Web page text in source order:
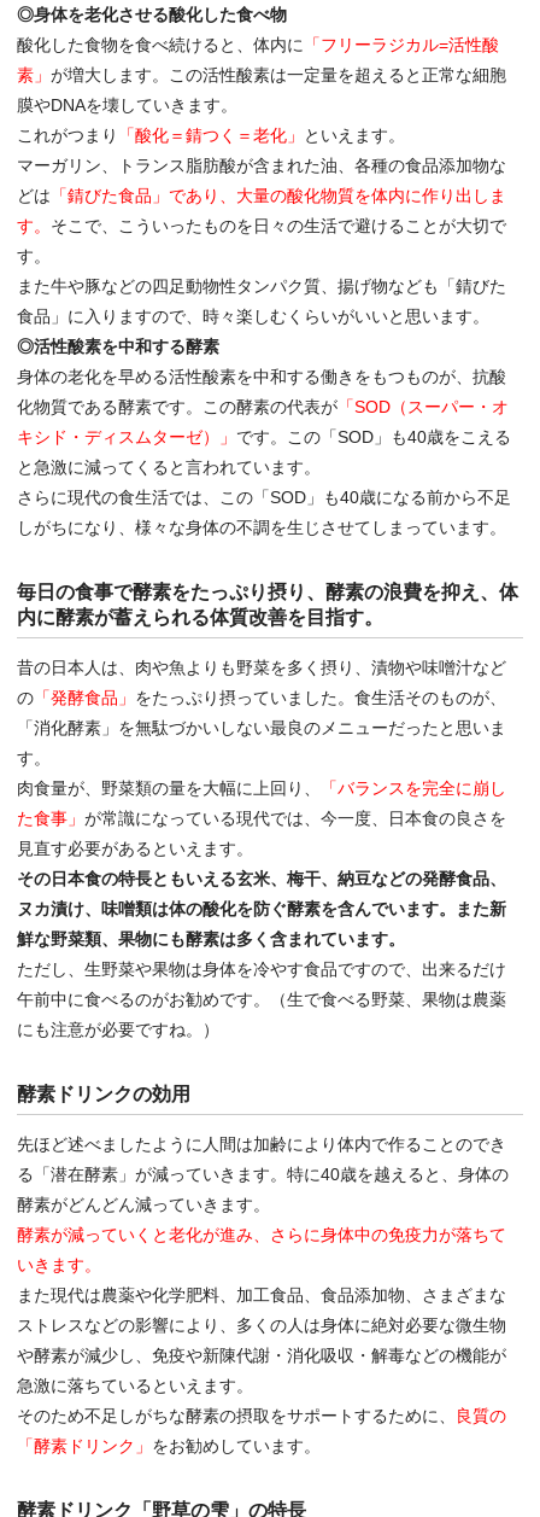
◎身体を老化させる酸化した食べ物
酸化した食物を食べ続けると、体内に
「フリーラジカル=活性酸
素」が増大します。この活性酸素は一定量を超えると正常な細胞
膜やDNAを壊していきます。
これがつまり
「酸化＝錆つく＝老化」
といえます。
マーガリン、トランス脂肪酸が含まれた油、各種の食品添加物な
どは 「錆びた食品」であり、大量の酸化物質を体内に作り出しま
す。 そこで、こういったものを日々の生活で避けることが大切で
す。
また牛や豚などの四足動物性タンパク質、揚げ物なども「錆びた
食品」に入りますので、時々楽しむくらいがいいと思います。
◎活性酸素を中和する酵素
身体の老化を早める活性酸素を中和する働きをもつものが、抗酸
化物質である酵素です。この酵素の代表が 「SOD（スーパー・オ
キシド・ディスムターゼ）」 です。この「SOD」も40歳をこえる
と急激に減ってくると言われています。
さらに現代の食生活では、この「SOD」も40歳になる前から不足
しがちになり、様々な身体の不調を生じさせてしまっています。
毎日の食事で酵素をたっぷり摂り、酵素の浪費を抑え、体
内に酵素が蓄えられる体質改善を目指す。
昔の日本人は、肉や魚よりも野菜を多く摂り、漬物や味噌汁など
の 「発酵食品」 をたっぷり摂っていました。食生活そのものが、
「消化酵素」を無駄づかいしない最良のメニューだったと思いま
す。
肉食量が、野菜類の量を大幅に上回り、
「バランスを完全に崩し
た食事」が常識になっている現代では、今一度、日本食の良さを
見直す必要があるといえます。
その日本食の特長ともいえる玄米、梅干、納豆などの発酵食品、
ヌカ漬け、味噌類は体の酸化を防ぐ酵素を含んでいます。また新
鮮な野菜類、果物にも酵素は多く含まれています。
ただし、生野菜や果物は身体を冷やす食品ですので、出来るだけ
午前中に食べるのがお勧めです。（生で食べる野菜、果物は農薬
にも注意が必要ですね。）
酵素ドリンクの効用
先ほど述べましたように人間は加齢により体内で作ることのでき
る「潜在酵素」が減っていきます。特に40歳を越えると、身体の
酵素がどんどん減っていきます。
酵素が減っていくと老化が進み、さらに身体中の免疫力が落ちて
いきます。
また現代は農薬や化学肥料、加工食品、食品添加物、さまざまな
ストレスなどの影響により、多くの人は身体に絶対必要な微生物
や酵素が減少し、免疫や新陳代謝・消化吸収・解毒などの機能が
急激に落ちているといえます。
そのため不足しがちな酵素の摂取をサポートするために、
良質の
「酵素ドリンク」 をお勧めしています。
酵素ドリンク「野草の雫」の特長